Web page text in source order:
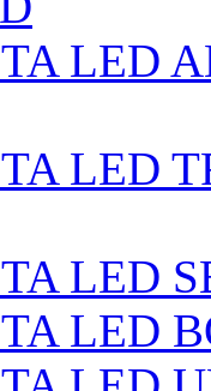
LED
LED
LED
LED